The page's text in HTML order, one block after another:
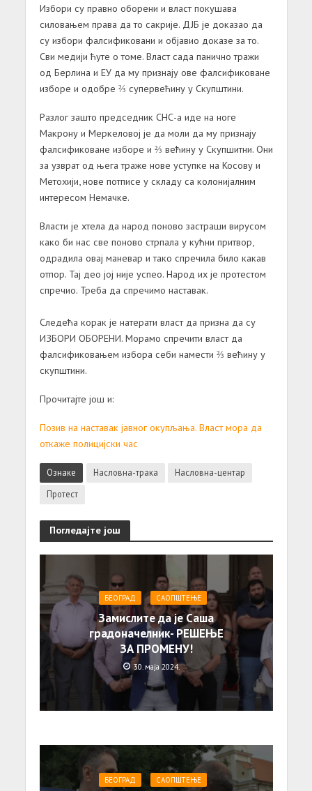
Избори су правно оборени и власт покушава
силовањем права да то сакрије. ДЈБ је доказао да
су избори фалсификовани и објавио доказе за то.
Сви медији ћуте о томе. Власт сада панично тражи
од Берлина и ЕУ да му признају ове фалсификоване
изборе и одобре ⅔ супервећину у Скупштини.
Разлог зашто председник СНС-а иде на ноге
Макрону и Меркеловој је да моли да му признају
фалсификоване изборе и ⅔ већину у Скупшитни. Они
за узврат од њега траже нове уступке на Косову и
Метохији, нове потписе у складу са колонијалним
интересом Немачке.
Власти је хтела да народ поново застраши вирусом
како би нас све поново стрпала у кућни притвор,
одрадила овај маневар и тако спречила било какав
отпор. Тај део јој није успео. Народ их је протестом
спречио. Треба да спречимо наставак.
Следећа корак је натерати власт да призна да су
ИЗБОРИ ОБОРЕНИ. Морамо спречити власт да
фалсификовањем избора себи намести ⅔ већину у
скупштини.
Прочитајте још и:
Позив на наставак јавног окупљања. Власт мора да
откаже полицијски час
Ознаке Насловна-трака
Насловна-центар
Протест
Погледајте још
БЕОГРАД САОПШТЕЊE
Замислите да је Саша
градоначелник- РЕШЕЊЕ
ЗА ПРОМЕНУ!
30. маја 2024.
БЕОГРАД САОПШТЕЊE